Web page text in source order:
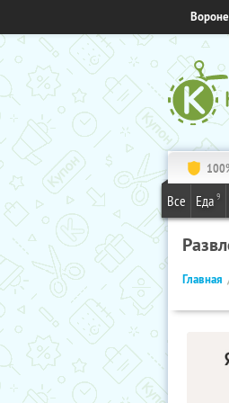
Все Еда 9
Главная